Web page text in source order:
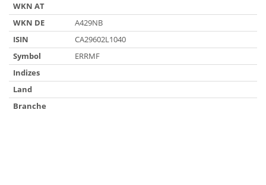
WKN AT
WKN DE
A429NB
ISIN
CA29602L1040
Symbol
ERRMF
Indizes
Land
Branche